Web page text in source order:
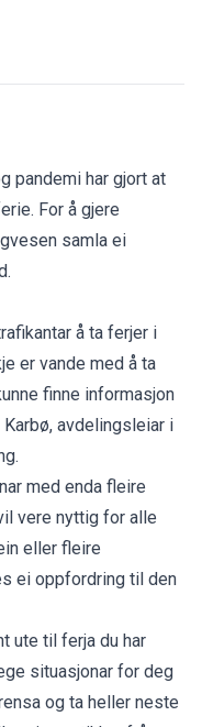
pandemi har gjort at
For å gjere
samla ei
å ta ferjer i
er vande med å ta
finne informasjon
avdelingsleiar i
med enda fleire
vere nyttig for alle
eller fleire
ei oppfordring til den
ute til ferja du har
situasjonar for deg
og ta heller neste